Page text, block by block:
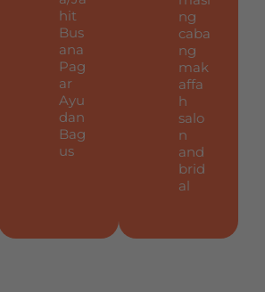
hit
Bus
ana
Pag
ar
Ayu
dan
Bag
us
ng
caba
ng
mak
affa
h
salo
n
and
brid
al